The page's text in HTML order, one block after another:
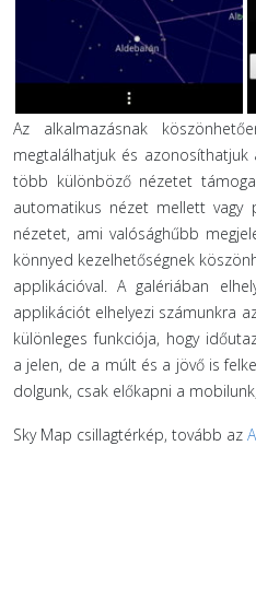
Az alkalmazásnak
megtalálhatjuk és
több különböző nézetet
automatikus nézet mellett vagy
nézetet, ami valósághűbb
könnyed kezelhetőségnek
applikációval. A galériában
applikációt elhelyezi számunkra
különleges funkciója, hogy
a jelen, de a múlt és a jövő is
dolgunk, csak előkapni a
Sky Map csillagtérkép, tovább az